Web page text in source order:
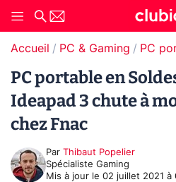
Accueil PC & Gaming PC
PC portable en
Ideapad 3 chute à
chez Fnac
Par Thibaut Popelier
Spécialiste Gaming
Mis à jour le 02 juillet 2021 à